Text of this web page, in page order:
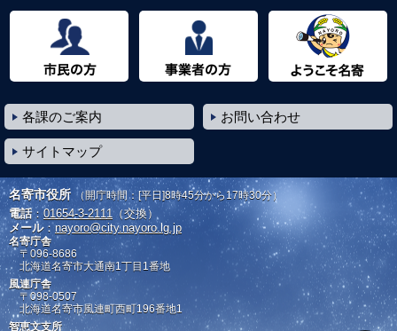
各課のご案内 お問い合わせ
サイトマップ
名寄市役所 （開庁時間：[平日]8時45分から17時30分）
電話： 01654-3-2111（交換）
メール：nayoro@city.nayoro.lg.jp
名寄庁舎
〒096-8686
北海道名寄市大通南1丁目1番地
風連庁舎
〒098-0507
北海道名寄市風連町西町196番地1
智恵文支所